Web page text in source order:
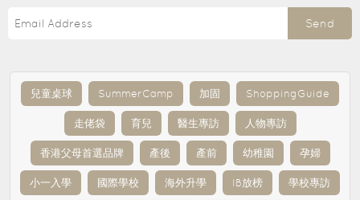
Send
兒童桌球 SummerCamp 加固 ShoppingGuide
走佬袋 育兒 醫生專訪 人物專訪
香港父母首選品牌 產後 產前 幼稚園 孕婦
小一入學 國際學校 海外升學 IB放榜 學校專訪